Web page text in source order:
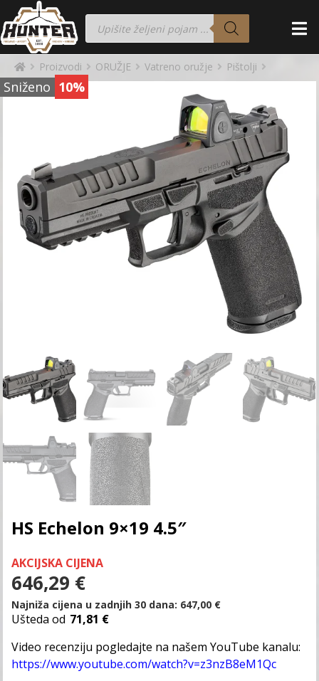
Proizvodi ORUŽJE Vatreno oružje Pištolji
Sniženo 10%
HS Echelon 9×19 4.5″
AKCIJSKA CIJENA
646,29 €
Najniža cijena u zadnjih 30 dana: 647,00 €
Ušteda od 71,81 €
Video recenziju pogledajte na našem YouTube kanalu:
https://www.youtube.com/watch?v=z3nzB8eM1Qc